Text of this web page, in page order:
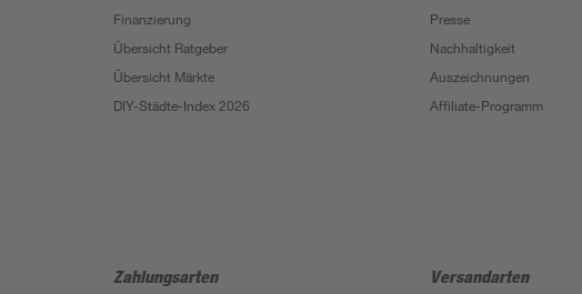
Finanzierung
Übersicht Ratgeber
Übersicht Märkte
DIY-Städte-Index 2026
Presse
Nachhaltigkeit
Auszeichnungen
Affiliate-Programm
Zahlungsarten Versandarten